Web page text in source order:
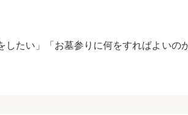
たい」「お墓参りに何をすればよいの